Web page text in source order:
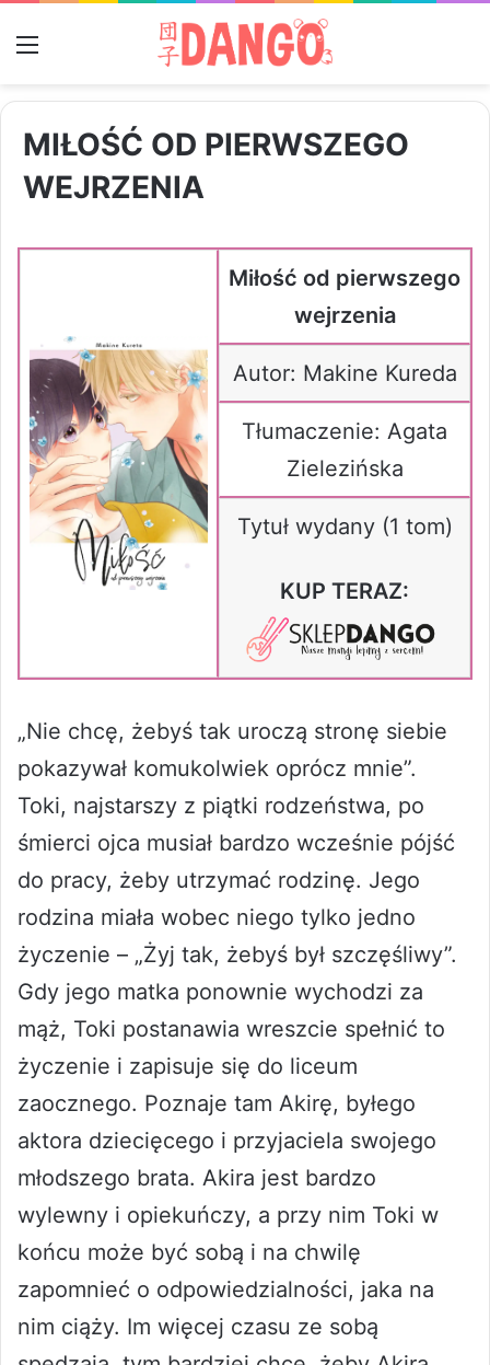
MIŁOŚĆ OD PIERWSZEGO
WEJRZENIA
Miłość od pierwszego
wejrzenia
Autor: Makine Kureda
Tłumaczenie: Agata
Zielezińska
Tytuł wydany (1 tom)
KUP TERAZ:
„Nie chcę, żebyś tak uroczą stronę siebie
pokazywał komukolwiek oprócz mnie”.
Toki, najstarszy z piątki rodzeństwa, po
śmierci ojca musiał bardzo wcześnie pójść
do pracy, żeby utrzymać rodzinę. Jego
rodzina miała wobec niego tylko jedno
życzenie – „Żyj tak, żebyś był szczęśliwy”.
Gdy jego matka ponownie wychodzi za
mąż, Toki postanawia wreszcie spełnić to
życzenie i zapisuje się do liceum
zaocznego. Poznaje tam Akirę, byłego
aktora dziecięcego i przyjaciela swojego
młodszego brata. Akira jest bardzo
wylewny i opiekuńczy, a przy nim Toki w
końcu może być sobą i na chwilę
zapomnieć o odpowiedzialności, jaka na
nim ciąży. Im więcej czasu ze sobą